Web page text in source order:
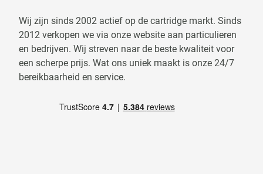
Wij zijn sinds 2002 actief op de cartridge markt. Sinds
2012 verkopen we via onze website aan particulieren
en bedrijven. Wij streven naar de beste kwaliteit voor
een scherpe prijs. Wat ons uniek maakt is onze 24/7
bereikbaarheid en service.